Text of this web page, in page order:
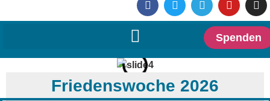
Spenden
Friedenswoche 2026